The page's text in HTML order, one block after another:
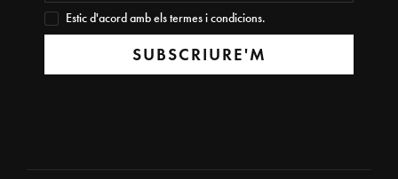
Estic d'acord amb els termes i condicions.
SUBSCRIURE'M